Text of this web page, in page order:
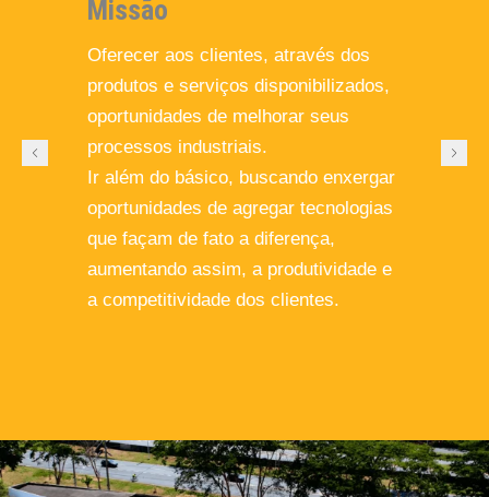
Missão
Oferecer aos clientes, através dos
produtos e serviços disponibilizados,
oportunidades de melhorar seus
processos industriais.
Ir além do básico, buscando enxergar
oportunidades de agregar tecnologias
que façam de fato a diferença,
aumentando assim, a produtividade e
a competitividade dos clientes.